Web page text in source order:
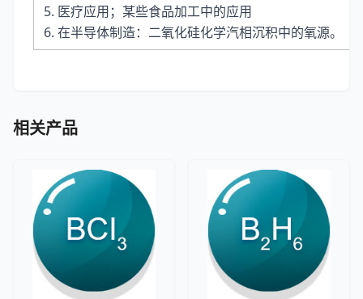
5. 医疗应用；某些食品加工中的应用
6. 在半导体制造：二氧化硅化学汽相沉积中的氧源。
相关产品